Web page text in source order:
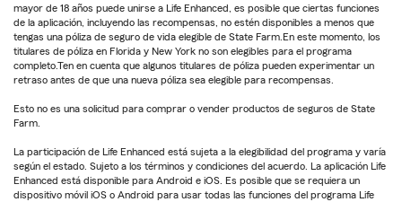
mayor de 18 años puede unirse a Life Enhanced, es posible que ciertas funciones
de la aplicación, incluyendo las recompensas, no estén disponibles a menos que
tengas una póliza de seguro de vida elegible de State Farm.En este momento, los
titulares de póliza en Florida y New York no son elegibles para el programa
completo.Ten en cuenta que algunos titulares de póliza pueden experimentar un
retraso antes de que una nueva póliza sea elegible para recompensas.
Esto no es una solicitud para comprar o vender productos de seguros de State
Farm.
La participación de Life Enhanced está sujeta a la elegibilidad del programa y varía
según el estado. Sujeto a los términos y condiciones del acuerdo. La aplicación Life
Enhanced está disponible para Android e iOS. Es posible que se requiera un
dispositivo móvil iOS o Android para usar todas las funciones del programa Life